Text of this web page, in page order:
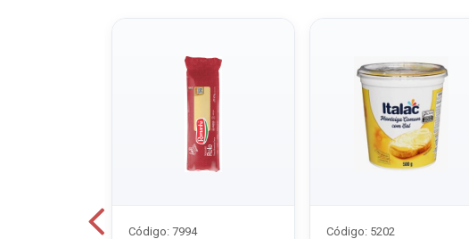
Código: 7994 Código: 5202